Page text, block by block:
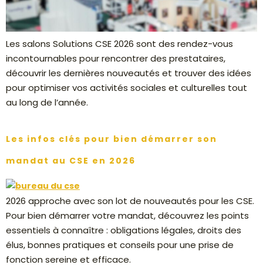
Les salons Solutions CSE 2026 sont des rendez-vous
incontournables pour rencontrer des prestataires,
découvrir les dernières nouveautés et trouver des idées
pour optimiser vos activités sociales et culturelles tout
au long de l’année.
Les infos clés pour bien démarrer son
mandat au CSE en 2026
2026 approche avec son lot de nouveautés pour les CSE.
Pour bien démarrer votre mandat, découvrez les points
essentiels à connaître : obligations légales, droits des
élus, bonnes pratiques et conseils pour une prise de
fonction sereine et efficace.